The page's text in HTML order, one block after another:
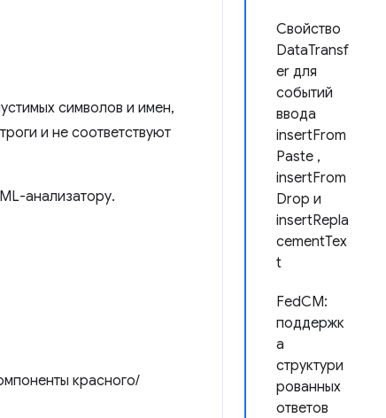
Свойство
DataTransf
er для
событий
ввода
insertFrom
Paste ,
insertFrom
Drop и
insertRepla
cementTex
t
FedCM:
поддержк
а
структури
рованных
ответов
символов и имен,
и не соответствуют
анализатору.
красного/